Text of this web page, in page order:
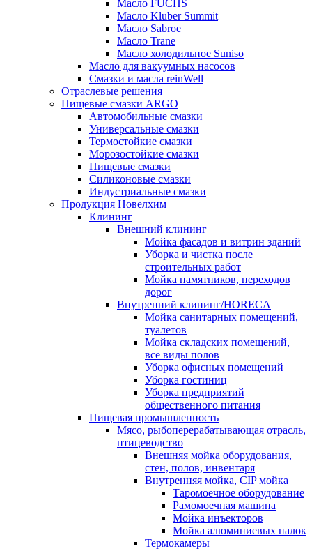
Масло FUCHS
Масло Kluber Summit
Масло Sabroe
Масло Trane
Масло холодильное Suniso
Масло для вакуумных насосов
Смазки и масла reinWell
Отраслевые решения
Пищевые смазки ARGO
Автомобильные смазки
Универсальные смазки
Термостойкие смазки
Морозостойкие смазки
Пищевые смазки
Силиконовые смазки
Индустриальные смазки
Продукция Новелхим
Клининг
Внешний клининг
Мойка фасадов и витрин зданий
Уборка и чистка после
строительных работ
Мойка памятников, переходов
дорог
Внутренний клининг/HORECA
Мойка санитарных помещений,
туалетов
Мойка складских помещений,
все виды полов
Уборка офисных помещений
Уборка гостиниц
Уборка предприятий
общественного питания
Пищевая промышленность
Мясо, рыбоперерабатывающая отрасль,
птицеводство
Внешняя мойка оборудования,
стен, полов, инвентаря
Внутренняя мойка, CIP мойка
Таромоечное оборудование
Рамомоечная машина
Мойка инъекторов
Мойка алюминиевых палок
Термокамеры